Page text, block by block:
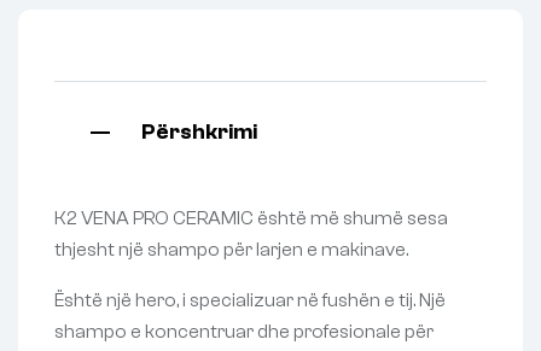
Përshkrimi
K2 VENA PRO CERAMIC është më shumë sesa
thjesht një shampo për larjen e makinave.
Është një hero, i specializuar në fushën e tij. Një
shampo e koncentruar dhe profesionale për